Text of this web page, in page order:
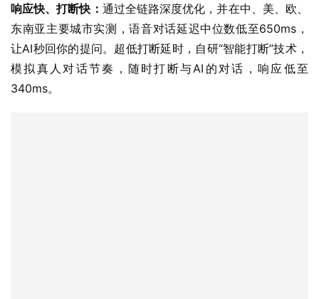
响应快、打断快： 通过全链路深度优化，并在中、美、欧、
东南亚主要城市实测，语音对话延迟中位数低至650ms，
让AI秒回你的提问。超低打断延时，自研“智能打断”技术，
模拟真人对话节奏，随时打断与AI的对话，响应低至
340ms。